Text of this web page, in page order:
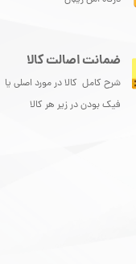
ضمانت اصالت کالا
شرح کامل کالا در مورد اصلی یا
فیک بودن در زیر هر کالا